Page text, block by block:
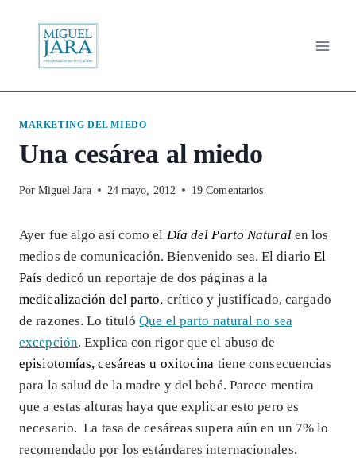
contenido
MARKETING DEL MIEDO
Una cesárea al miedo
Por Miguel Jara 24 mayo, 2012 19 Comentarios
Ayer fue algo así como el Día del Parto Natural en los
medios de comunicación. Bienvenido sea. El diario El
País dedicó un reportaje de dos páginas a la
medicalización del parto, crítico y justificado, cargado
de razones. Lo titulóQue el parto natural no sea
excepción. Explica con rigor que el abuso de
episiotomías, cesáreas u oxitocina tiene consecuencias
para la salud de la madre y del bebé. Parece mentira
que a estas alturas haya que explicar esto pero es
necesario. La tasa de cesáreas supera aún en un 7% lo
recomendado por los estándares internacionales.